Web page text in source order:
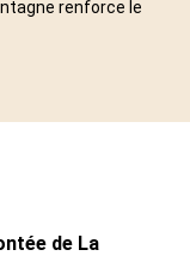
renforce le
de La